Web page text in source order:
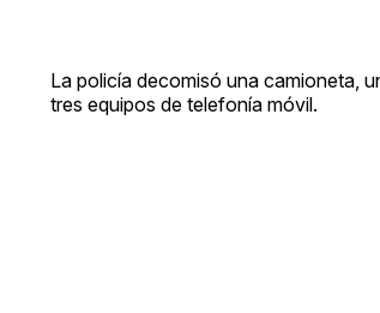
La policía decomisó una camioneta,
tres equipos de telefonía móvil.